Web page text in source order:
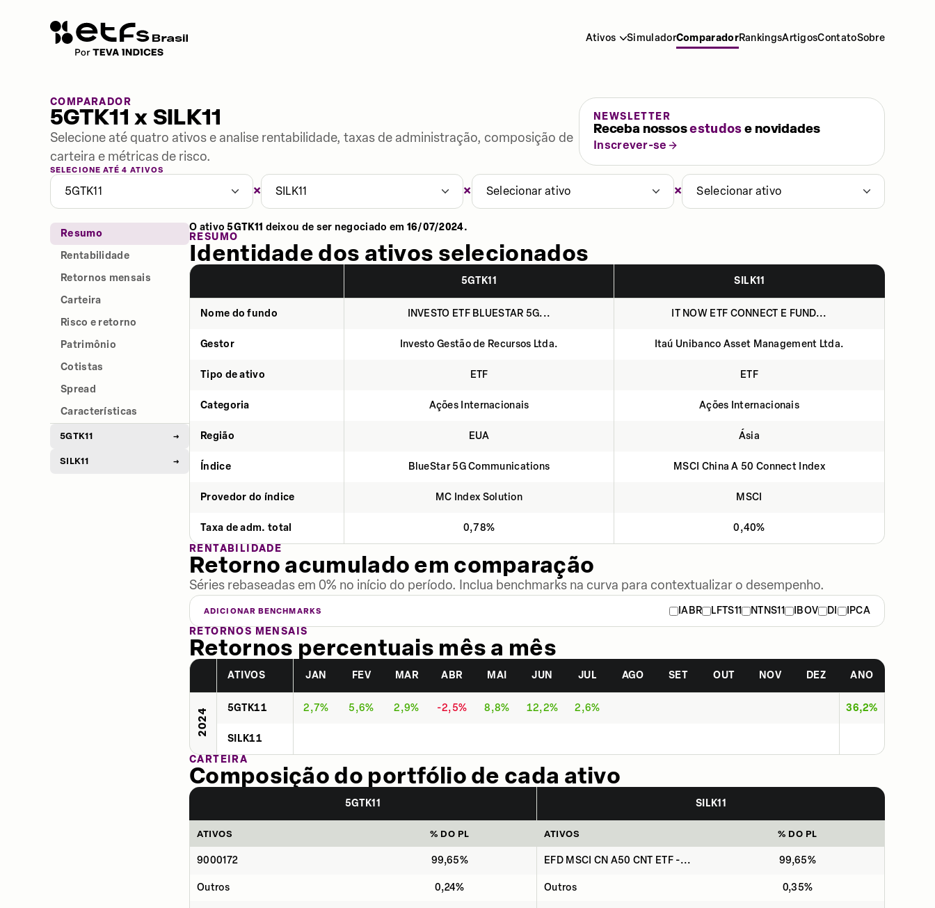
Ativos SimuladorComparadorRankingsArtigosContatoSobre
COMPARADOR
5GTK11 x SILK11
Selecione até quatro ativos e analise rentabilidade, taxas de administração, composição de
carteira e métricas de risco.
NEWSLETTER
Receba nossosestudose novidades
Inscrever-se
SELECIONE ATÉ 4 ATIVOS
5GTK11 × SILK11 × Selecionar ativo × Selecionar ativo
Resumo
Rentabilidade
Retornos mensais
Carteira
Risco e retorno
Patrimônio
Cotistas
Spread
Características
5GTK11 →
SILK11 →
O ativo5GTK11 deixou de ser negociado em 16/07/2024.
RESUMO
Identidade dos ativos selecionados
5GTK11 SILK11
Nome do fundo INVESTO ETF BLUESTAR 5G... IT NOW ETF CONNECT E FUND...
Gestor Investo Gestão de Recursos Ltda. Itaú Unibanco Asset Management Ltda.
Tipo de ativo ETF ETF
Categoria Ações Internacionais Ações Internacionais
Região EUA Ásia
Índice BlueStar 5G Communications MSCI China A 50 Connect Index
Provedor do índice MC Index Solution MSCI
Taxa de adm. total 0,78%
0,40%
RENTABILIDADE
Retorno acumulado em comparação
Séries rebaseadas em 0% no início do período. Inclua benchmarks na curva para contextualizar o desempenho.
ADICIONAR BENCHMARKS IABR LFTS11 NTNS11 IBOV DI
IPCA
RETORNOS MENSAIS
Retornos percentuais mês a mês
ATIVOS JAN FEV MAR ABR MAI JUN JUL AGO SET OUT NOV DEZ ANO
2024 5GTK11 2,7% 5,6% 2,9% -2,5% 8,8% 12,2% 2,6% 36,2%
SILK11
CARTEIRA
Composição do portfólio de cada ativo
5GTK11 SILK11
ATIVOS % DO PL ATIVOS % DO PL
9000172 99,65% EFD MSCI CN A50 CNT ETF -... 99,65%
Outros 0,24% Outros 0,35%